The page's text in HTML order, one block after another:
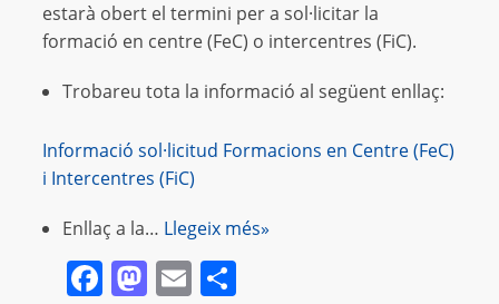
estarà obert el termini per a sol·licitar la
formació en centre (FeC) o intercentres (FiC).
Trobareu tota la informació al següent enllaç:
Informació sol·licitud Formacions en Centre (FeC)
i Intercentres (FiC)
Enllaç a la… Llegeix més»
Facebook
Mastodon
Email